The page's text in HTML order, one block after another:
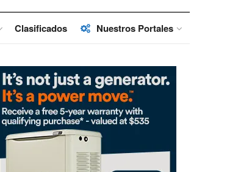
Clasificados Nuestros Portales